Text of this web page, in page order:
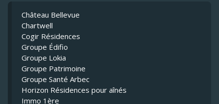
Château Bellevue
Chartwell
Cogir Résidences
Groupe Édifio
Groupe Lokia
Groupe Patrimoine
Groupe Santé Arbec
Horizon Résidences pour aînés
Immo 1ère